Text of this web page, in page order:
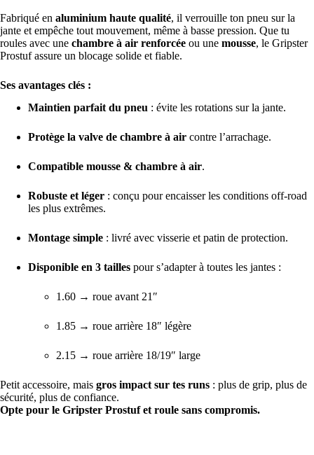
Fabriqué en aluminium haute qualité, il verrouille ton pneu sur la
jante et empêche tout mouvement, même à basse pression. Que tu
roules avec une chambre à air renforcée ou une mousse, le Gripster
Prostuf assure un blocage solide et fiable.
Ses avantages clés :
Maintien parfait du pneu : évite les rotations sur la jante.
Protège la valve de chambre à air contre l’arrachage.
Compatible mousse & chambre à air.
Robuste et léger : conçu pour encaisser les conditions off-road
les plus extrêmes.
Montage simple : livré avec visserie et patin de protection.
Disponible en 3 tailles pour s’adapter à toutes les jantes :
1.60 → roue avant 21″
1.85 → roue arrière 18″ légère
2.15 → roue arrière 18/19″ large
Petit accessoire, mais gros impact sur tes runs : plus de grip, plus de
sécurité, plus de confiance.
Opte pour le Gripster Prostuf et roule sans compromis.